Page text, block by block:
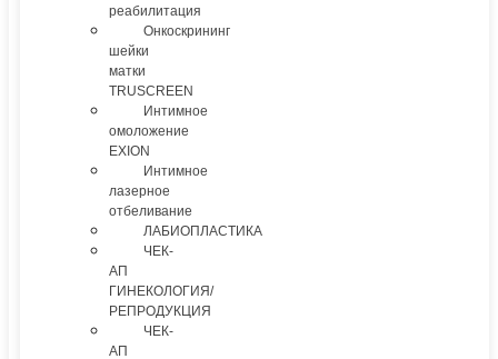
реабилитация
Онкоскрининг
шейки
матки
TRUSCREEN
Интимное
омоложение
EXION
Интимное
лазерное
отбеливание
ЛАБИОПЛАСТИКА
ЧЕК-
АП
ГИНЕКОЛОГИЯ/
РЕПРОДУКЦИЯ
ЧЕК-
АП